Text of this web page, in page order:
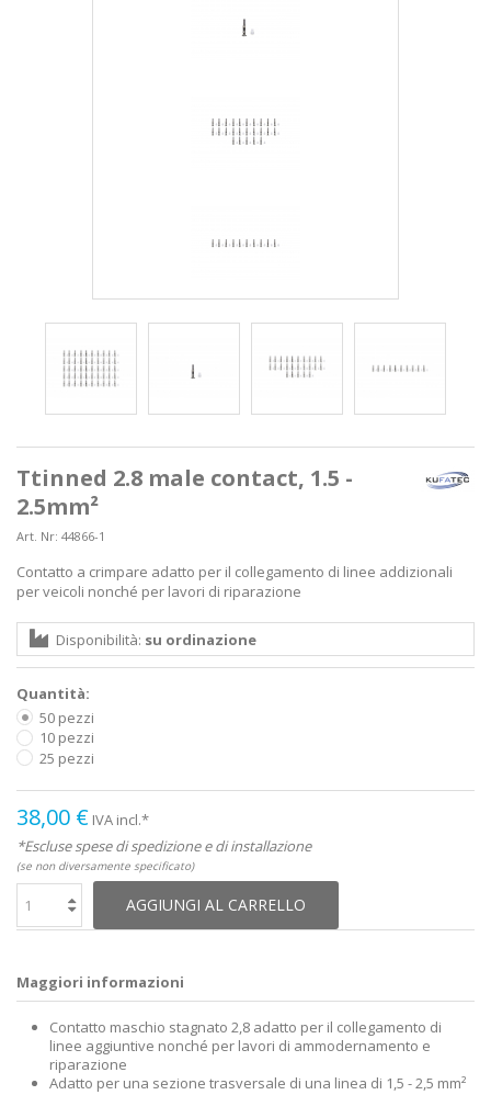
Ttinned 2.8 male contact, 1.5 -
2.5mm²
Art. Nr: 44866-1
Contatto a crimpare adatto per il collegamento di linee addizionali
per veicoli nonché per lavori di riparazione
Disponibilità: su ordinazione
Quantità:
50 pezzi
10 pezzi
25 pezzi
38,00 € IVA incl.*
*Escluse spese di spedizione e di installazione
(se non diversamente specificato)
AGGIUNGI AL CARRELLO
Maggiori informazioni
Contatto maschio stagnato 2,8 adatto per il collegamento di
linee aggiuntive nonché per lavori di ammodernamento e
riparazione
Adatto per una sezione trasversale di una linea di 1,5 - 2,5 mm²